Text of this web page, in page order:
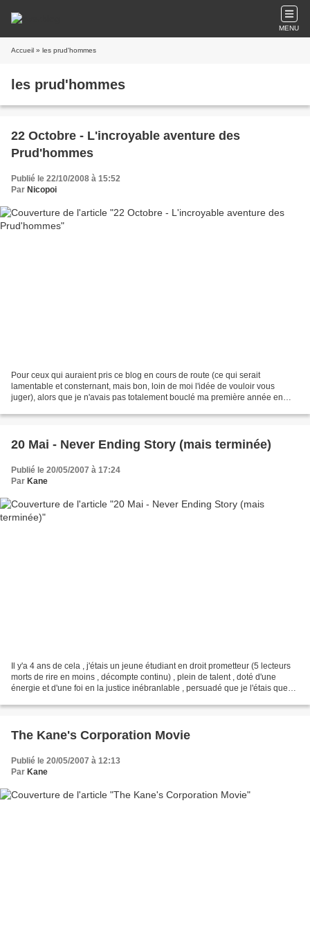
MENU
Accueil » les prud'hommes
les prud'hommes
22 Octobre - L'incroyable aventure des
Prud'hommes
Publié le 22/10/2008 à 15:52
Par Nicopoi
Pour ceux qui auraient pris ce blog en cours de route (ce qui serait
lamentable et consternant, mais bon, loin de moi l'idée de vouloir vous
juger), alors que je n'avais pas totalement bouclé ma première année en
20 Mai - Never Ending Story (mais terminée)
Publié le 20/05/2007 à 17:24
Par Kane
Il y'a 4 ans de cela , j'étais un jeune étudiant en droit prometteur (5 lecteurs
morts de rire en moins , décompte continu) , plein de talent , doté d'une
énergie et d'une foi en la justice inébranlable , persuadé que je l'étais que
The Kane's Corporation Movie
Publié le 20/05/2007 à 12:13
Par Kane